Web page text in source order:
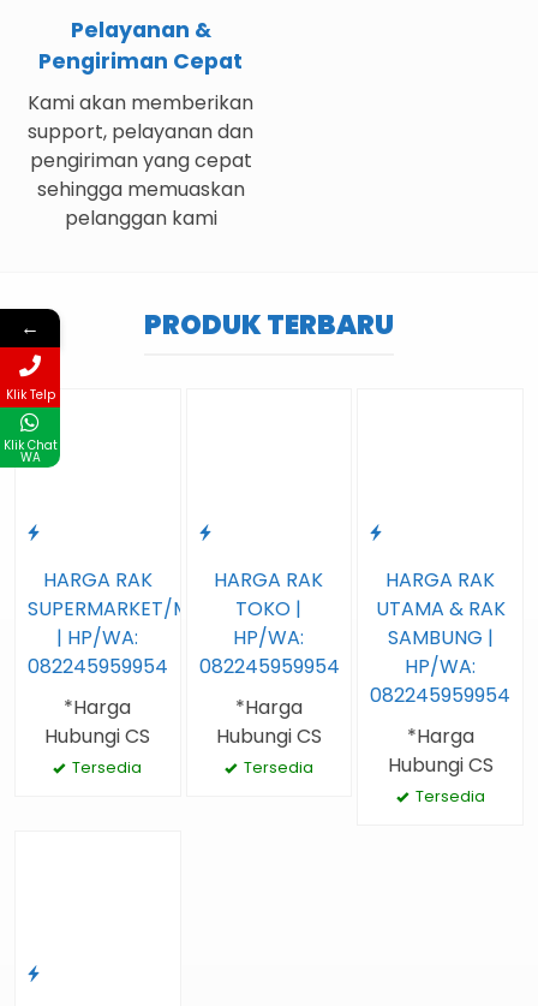
Pelayanan &
Pengiriman Cepat
Kami akan memberikan
support, pelayanan dan
pengiriman yang cepat
sehingga memuaskan
pelanggan kami
PRODUK TERBARU
HARGA RAK
SUPERMARKET/MINIMARKET
| HP/WA:
082245959954
*Harga
Hubungi CS
Tersedia
HARGA RAK
TOKO |
HP/WA:
082245959954
*Harga
Hubungi CS
Tersedia
HARGA RAK
UTAMA & RAK
SAMBUNG |
HP/WA:
082245959954
*Harga
Hubungi CS
Tersedia
←
Klik Telp
Klik Chat
WA